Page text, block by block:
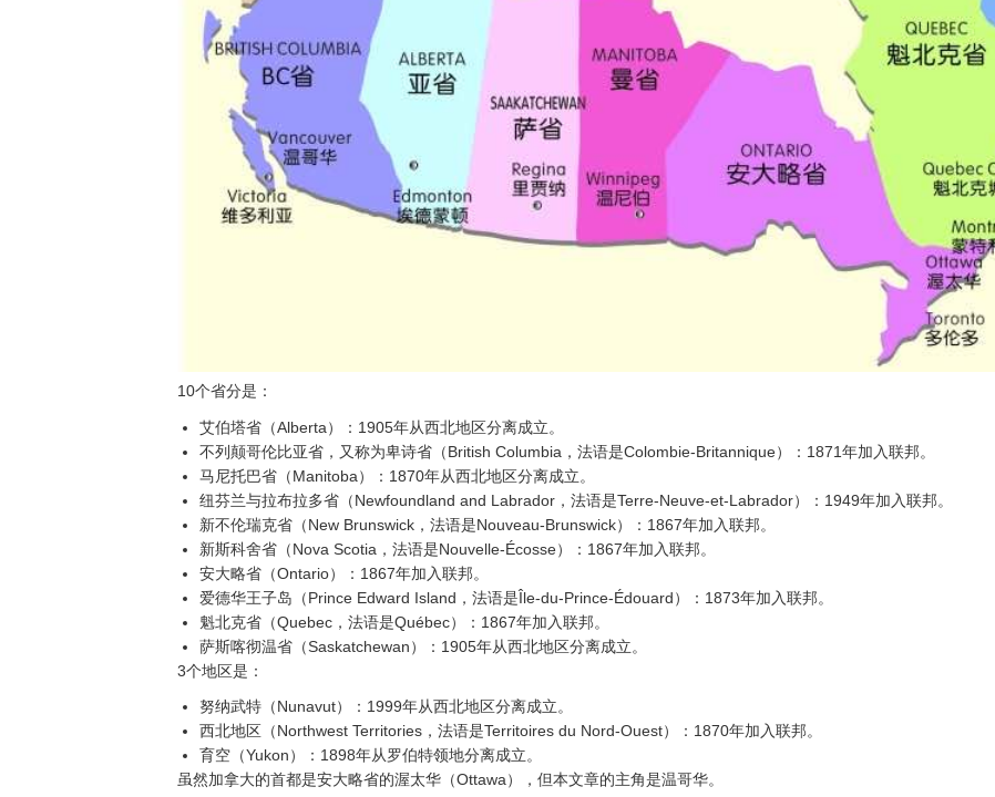
10个省分是：
艾伯塔省（Alberta）：1905年从西北地区分离成立。
不列颠哥伦比亚省，又称为卑诗省（British Columbia，法语是Colombie-Britannique）：1871年加入联邦。
马尼托巴省（Manitoba）：1870年从西北地区分离成立。
纽芬兰与拉布拉多省（Newfoundland and Labrador，法语是Terre-Neuve-et-Labrador）：1949年加入联邦。
新不伦瑞克省（New Brunswick，法语是Nouveau-Brunswick）：1867年加入联邦。
新斯科舍省（Nova Scotia，法语是Nouvelle-Écosse）：1867年加入联邦。
安大略省（Ontario）：1867年加入联邦。
爱德华王子岛（Prince Edward Island，法语是Île-du-Prince-Édouard）：1873年加入联邦。
魁北克省（Quebec，法语是Québec）：1867年加入联邦。
萨斯喀彻温省（Saskatchewan）：1905年从西北地区分离成立。
3个地区是：
努纳武特（Nunavut）：1999年从西北地区分离成立。
西北地区（Northwest Territories，法语是Territoires du Nord-Ouest）：1870年加入联邦。
育空（Yukon）：1898年从罗伯特领地分离成立。
虽然加拿大的首都是安大略省的渥太华（Ottawa），但本文章的主角是温哥华。